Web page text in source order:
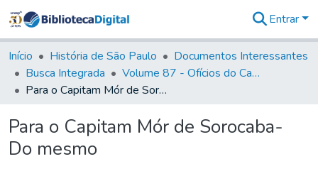
&
Coleções
Tudo na
Biblioteca
Estatísticas
Entrar
Início História de São Paulo
Documentos Interessantes
Busca Integrada
Volume 87 - Ofícios do Capitão General Antonio Manoel de Melo Castro e Mendonça (1797- 1801)
Para o Capitam Mór de Sorocaba- Do mesmo
Para o Capitam Mór de Sorocaba-
Do mesmo